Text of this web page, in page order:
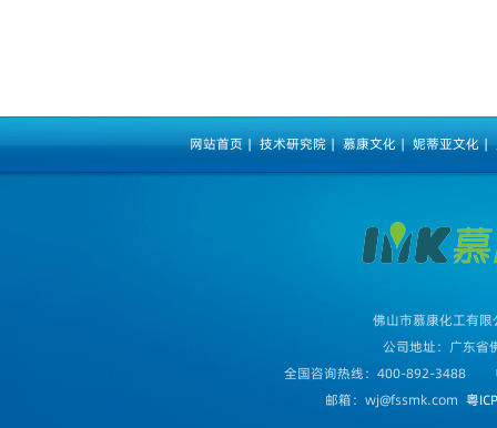
网站首页 | 技术研究院 | 慕康文化 | 妮蒂亚文化 |
佛山市慕康化工有限
公司地址：广东省
全国咨询热线：400-892-3488
邮箱：wj@fssmk.com 粤